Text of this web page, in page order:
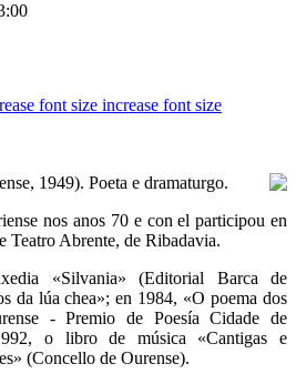
font size increase font size
1949). Poeta e dramaturgo.
nos anos 70 e con el participou en
Teatro Abrente, de Ribadavia.
«Silvania» (Editorial Barca de
da lúa chea»; en 1984, «O poema dos
- Premio de Poesía Cidade de
o libro de música «Cantigas e
(Concello de Ourense).